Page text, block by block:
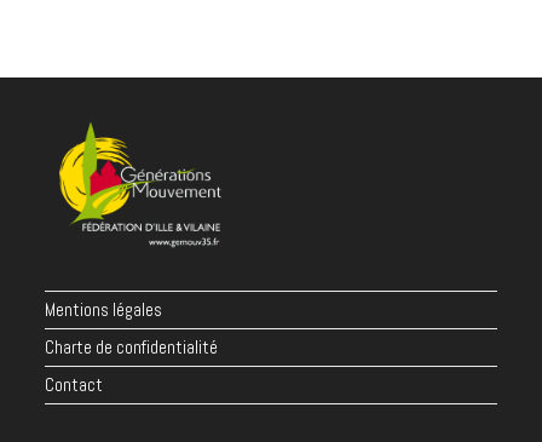
Mentions légales
Charte de confidentialité
Contact